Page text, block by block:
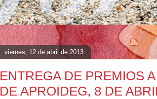
viernes, 12 de abril de 2013
ENTREGA DE PREMIOS
DE APROIDEG, 8 DE